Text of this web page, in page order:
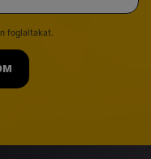
foglaltakat.